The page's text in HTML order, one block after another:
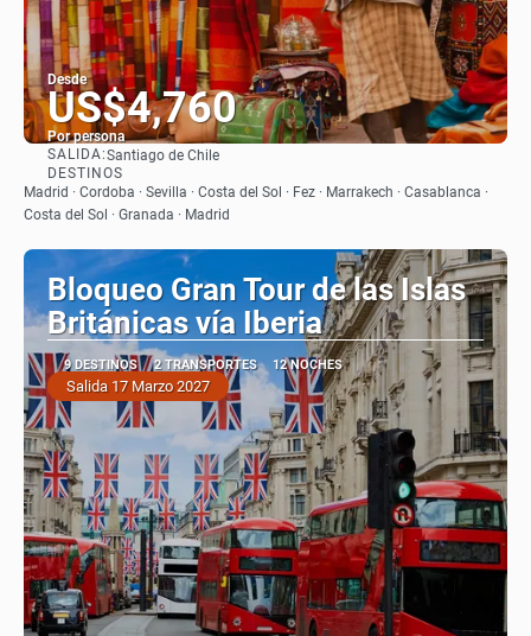
Desde
US$4,760
Por persona
SALIDA:Santiago de Chile
DESTINOS
Madrid · Cordoba · Sevilla · Costa del Sol · Fez · Marrakech · Casablanca ·
Costa del Sol · Granada · Madrid
Bloqueo Gran Tour de las Islas
Británicas vía Iberia
9 DESTINOS 2 TRANSPORTES 12 NOCHES
Salida 17 Marzo 2027